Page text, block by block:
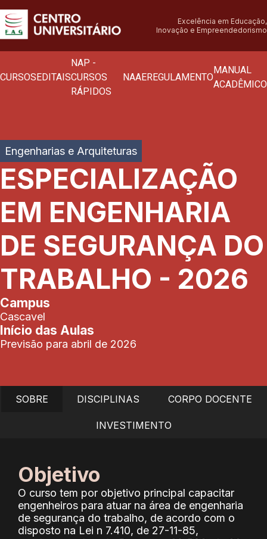
Excelência em Educação,
Inovação e Empreendedorismo
CURSOSEDITAIS
NAP -
CURSOS
RÁPIDOS
NAAEREGULAMENTOMANUAL
ACADÊMICO
Engenharias e Arquiteturas
ESPECIALIZAÇÃO
EM ENGENHARIA
DE SEGURANÇA DO
TRABALHO - 2026
Campus
Cascavel
Início das Aulas
Previsão para abril de 2026
SOBRE DISCIPLINAS CORPO DOCENTE
INVESTIMENTO
Objetivo
O curso tem por objetivo principal capacitar
engenheiros para atuar na área de engenharia
de segurança do trabalho, de acordo com o
disposto na Lei n 7.410, de 27-11-85,